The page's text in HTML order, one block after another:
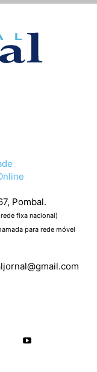
Pombal.
fixa nacional)
para rede móvel